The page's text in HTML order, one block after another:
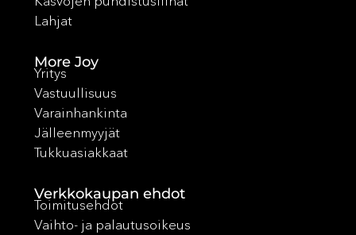
Lahjat
More Joy
Yritys
Vastuullisuus
Varainhankinta
Jälleenmyyjät
Tukkuasiakkaat
Verkkokaupan ehdot
Toimitusehdot
Vaihto- ja palautusoikeus